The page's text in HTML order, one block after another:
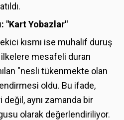
"Kart Yobazlar"
kısmı ise muhalif duruş
mesafeli duran
"nesli tükenmekte olan
oldu. Bu ifade,
aynı zamanda bir
olarak değerlendiriliyor.